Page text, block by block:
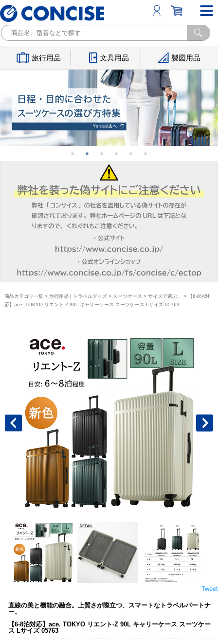
旅行用品 文具用品 製図用品
商品カテゴリ一覧 > 旅行用品 | トラベルグッズ> スーツケース > サイズで選ぶ。
> 【6-8泊対
応】ace. TOKYO リエント-Z 90L キャリーケース スーツケース Lサイズ 05763
Tweet
直線の美と機能の融合。上質さが際立つ、スマートなトラベルパートナ
ー。
【6-8泊対応】ace. TOKYO リエント-Z 90L キャリーケース スーツケー
ス Lサイズ 05763